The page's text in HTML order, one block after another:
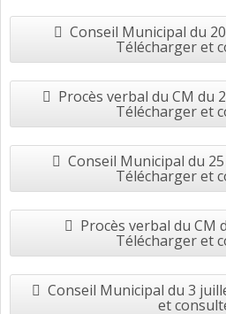
Conseil Municipal du
Télécharger et
Procès verbal du CM du
Télécharger et
Conseil Municipal du
Télécharger et
Procès verbal du CM
Télécharger et
Conseil Municipal du 3
et